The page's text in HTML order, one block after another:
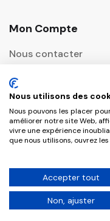
Mon Compte
Nous contacter
Informations
Adresse Postale
Copyright ©
Nous utilisons des
Nous pouvons les placer
améliorer notre site Web,
vivre une expérience
que nous utilisons, ouvrez
Accepter tout
Non, ajuster